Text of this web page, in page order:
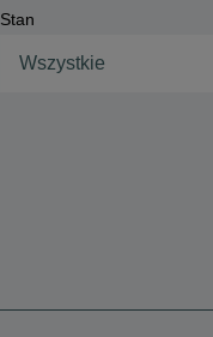
Stan
Wszystkie